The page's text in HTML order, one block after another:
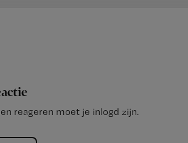
reageren moet je inlogd zijn.